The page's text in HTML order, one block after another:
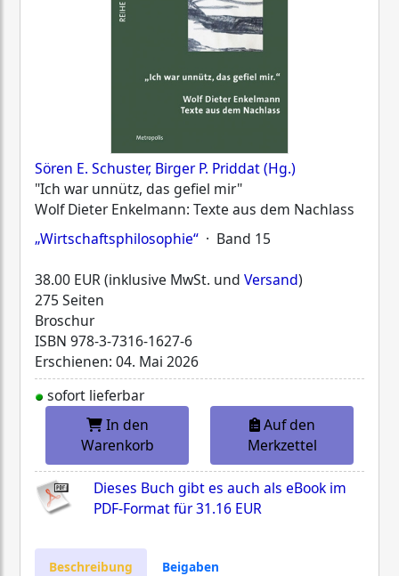
Sören E. Schuster, Birger P. Priddat (Hg.)
"Ich war unnütz, das gefiel mir"
Wolf Dieter Enkelmann: Texte aus dem Nachlass
„Wirtschaftsphilosophie“ · Band 15
38.00 EUR (inklusive MwSt. und Versand)
275 Seiten
Broschur
ISBN 978-3-7316-1627-6
Erschienen: 04. Mai 2026
sofort lieferbar
In den
Warenkorb
Auf den
Merkzettel
Dieses Buch gibt es auch als eBook im
PDF-Format für31.16 EUR
Beschreibung
Beigaben